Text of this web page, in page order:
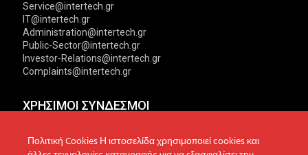
Service@intertech.gr
IT@intertech.gr
Administration@intertech.gr
Public-Sector@intertech.gr
Investor-Relations@intertech.gr
Complaints@intertech.gr
ΧΡΗΣΙΜΟΙ ΣΥΝΔΕΣΜΟΙ
Αντιπροσωπείες
Πολιτική Απορρήτου
Πολιτική Cookies Η ιστοσελίδα χρησιμοποιεί cookies και